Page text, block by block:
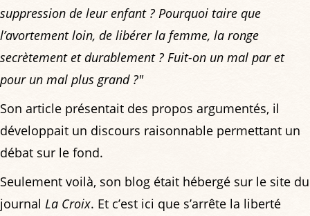
suppression de leur enfant ? Pourquoi taire que
l’avortement loin, de libérer la femme, la ronge
secrètement et durablement ? Fuit-on un mal par et
pour un mal plus grand ?"
Son article présentait des propos argumentés, il
développait un discours raisonnable permettant un
débat sur le fond.
Seulement voilà, son blog était hébergé sur le site du
journal La Croix. Et c’est ici que s’arrête la liberté